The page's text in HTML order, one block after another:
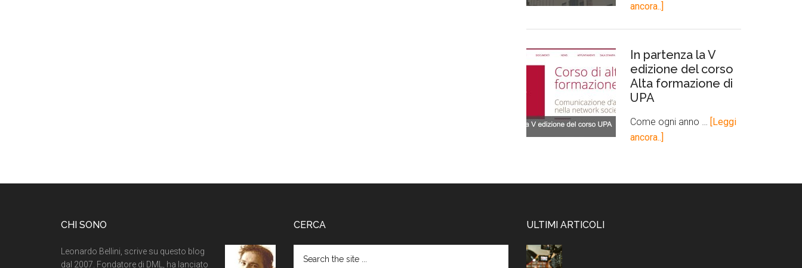
ancora..]
In partenza la V
edizione del corso
Alta formazione di
UPA
Come ogni anno …
[Leggi
ancora..]
CHI SONO
Leonardo Bellini, scrive su questo blog
dal 2007. Fondatore di DML, ha lanciato
CERCA ULTIMI ARTICOLI